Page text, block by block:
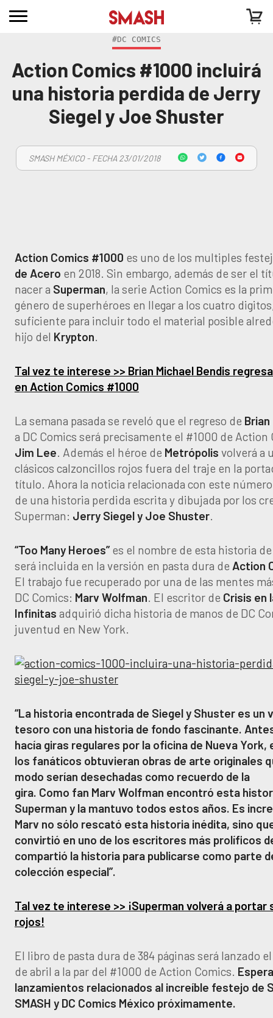
#DC COMICS
Action Comics #1000 incluirá
una historia perdida de Jerry
Siegel y Joe Shuster
SMASH MÉXICO - FECHA 23/01/2018
Action Comics #1000 es uno de los multiples
de Acero en 2018. Sin embargo, además de ser el
nacer a Superman, la serie Action Comics es la
género de superhéroes en llegar a los cuatro
suficiente para incluir todo el material posible
hijo del Krypton.
Tal vez te interese >> Brian Michael Bendis
en Action Comics #1000
La semana pasada se reveló que el regreso de
a DC Comics será precisamente el #1000 de Action
Jim Lee. Además el héroe de Metrópolis volverá a
clásicos calzoncillos rojos fuera del traje en la
título. Ahora la noticia relacionada con este
de una historia perdida escrita y dibujada por los
Superman: Jerry Siegel y Joe Shuster.
“Too Many Heroes” es el nombre de esta historia de
será incluida en la versión en pasta dura de Action
El trabajo fue recuperado por una de las mentes
DC Comics: Marv Wolfman. El escritor de Crisis en
Infinitas adquirió dicha historia de manos de DC
juventud en New York.
“La historia encontrada de Siegel y Shuster es un
tesoro con una historia de fondo fascinante.
hacía giras regulares por la oficina de Nueva York,
los fanáticos obtuvieran obras de arte originales
modo serían desechadas como recuerdo de la
gira. Como fan Marv Wolfman encontró esta
Superman y la mantuvo todos estos años. Es
Marv no sólo rescató esta historia inédita, sino
convirtió en uno de los escritores más prolíficos
compartió la historia para publicarse como parte
colección especial”.
Tal vez te interese >> ¡Superman volverá a portar
rojos!
El libro de pasta dura de 384 páginas será lanzado
de abril a la par del #1000 de Action Comics.
lanzamientos relacionados al increíble festejo de
SMASH y DC Comics México próximamente.